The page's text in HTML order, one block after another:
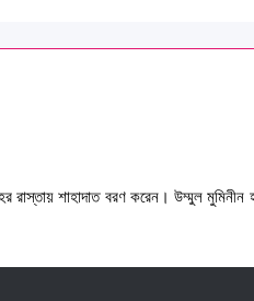
রাস্তায় শাহাদাত বরণ করেন। উম্মুল